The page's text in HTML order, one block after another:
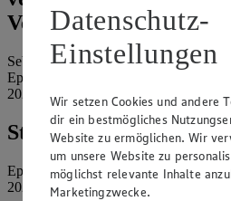
Vertretung:
Sebastian Kraus e.K.
Eppendorfer Landstraße 108-110
20249 Hamburg
Standort des Marktes:
Eppendorfer Landstraße 108-110
20249 Hamburg
Datenschutz-
Einstellungen
Wir setzen Cookies und andere
dir ein bestmögliches
Website zu ermöglichen. Wir
um unsere Website zu
möglichst relevante Inhalte
Marketingzwecke.